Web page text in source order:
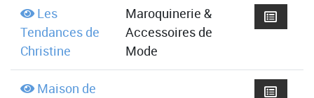
Les
Tendances de
Christine
Maroquinerie &
Accessoires de
Mode
Maison de